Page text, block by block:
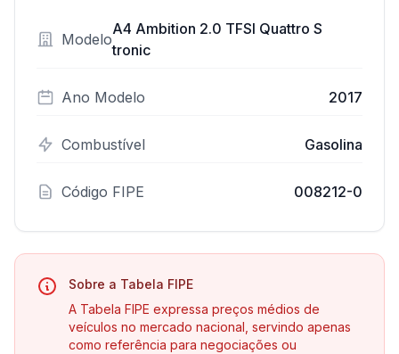
Modelo
A4 Ambition 2.0 TFSI Quattro S
tronic
Ano Modelo 2017
Combustível Gasolina
Código FIPE 008212-0
Sobre a Tabela FIPE
A Tabela FIPE expressa preços médios de
veículos no mercado nacional, servindo apenas
como referência para negociações ou